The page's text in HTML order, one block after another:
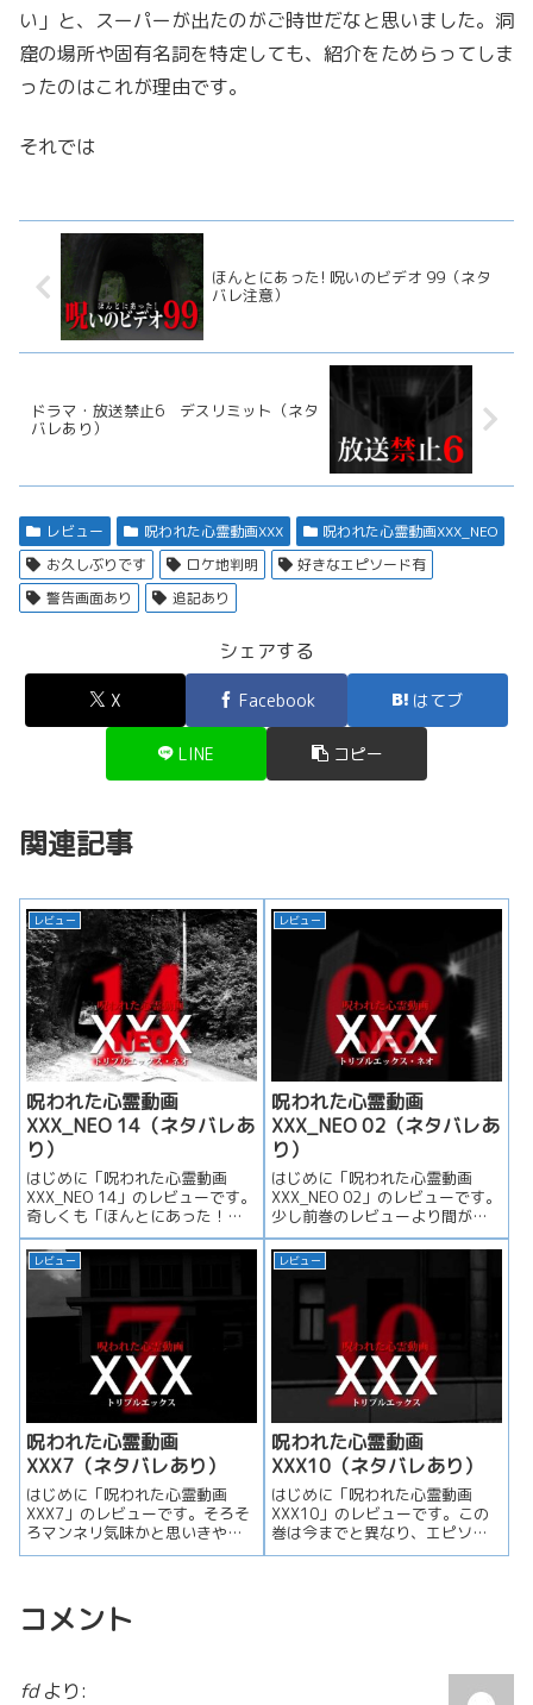
い」と、スーパーが出たのがご時世だなと思いました。洞
窟の場所や固有名詞を特定しても、紹介をためらってしま
ったのはこれが理由です。
それでは
ほんとにあった! 呪いのビデオ 99（ネタ
バレ注意）
ドラマ・放送禁止6 デスリミット（ネタ
バレあり）
レビュー 呪われた心霊動画XXX
呪われた心霊動画XXX_NEO
お久しぶりです
ロケ地判明
好きなエピソード有
警告画面あり
追記あり
シェアする
X Facebook はてブ
LINE コピー
関連記事
レビュー
呪われた心霊動画
XXX_NEO 14（ネタバレあ
り）
はじめに「呪われた心霊動画
XXX_NEO 14」のレビューです。
奇しくも「ほんとにあった！呪
いのビデオ98」と発売、レン...
レビュー
呪われた心霊動画
XXX_NEO 02（ネタバレあ
り）
はじめに「呪われた心霊動画
XXX_NEO 02」のレビューです。
少し前巻のレビューより間が空
いてしまったのは、「TSUT...
レビュー
呪われた心霊動画
XXX7（ネタバレあり）
はじめに「呪われた心霊動画
XXX7」のレビューです。そろそ
ろマンネリ気味かと思いきや、
今回は少し怖くなり、面白かっ
レビュー
呪われた心霊動画
XXX10（ネタバレあり）
はじめに「呪われた心霊動画
XXX10」のレビューです。この
巻は今までと異なり、エピソー
ド同士の関連がほとんど無くな
コメント
fd より: